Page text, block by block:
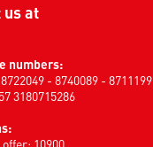
us at
numbers:
- 8740089 - 8711199
3180715286
10900